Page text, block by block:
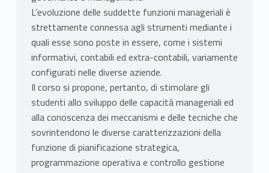
L’evoluzione delle suddette funzioni manageriali è
strettamente connessa agli strumenti mediante i
quali esse sono poste in essere, come i sistemi
informativi, contabili ed extra-contabili, variamente
configurati nelle diverse aziende.
Il corso si propone, pertanto, di stimolare gli
studenti allo sviluppo delle capacità manageriali ed
alla conoscenza dei meccanismi e delle tecniche che
sovrintendono le diverse caratterizzazioni della
funzione di pianificazione strategica,
programmazione operativa e controllo gestione